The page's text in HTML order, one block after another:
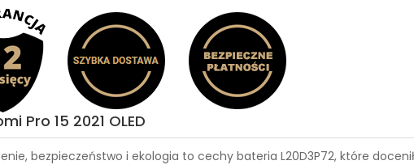
Pro 15 2021 OLED
bezpieczeństwo i ekologia to cechy bateria L20D3P72, które